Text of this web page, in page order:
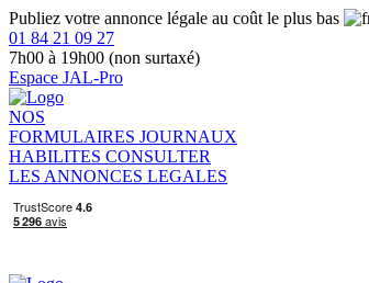
Publiez votre annonce légale au coût le plus bas
01 84 21 09 27
7h00 à 19h00 (non surtaxé)
Espace JAL-Pro
NOS
FORMULAIRES JOURNAUX
HABILITES CONSULTER
LES ANNONCES LEGALES